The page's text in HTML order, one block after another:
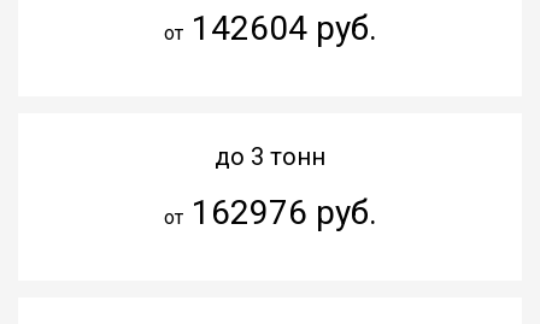
от142604 руб.
до 3 тонн
от162976 руб.